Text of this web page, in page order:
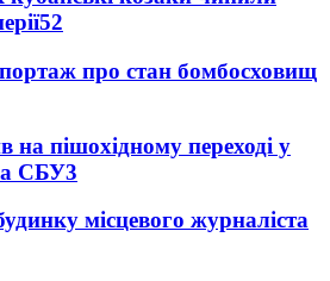
52
про стан бомбосховищ
пішохідному переході у
СБУ3
місцевого журналіста